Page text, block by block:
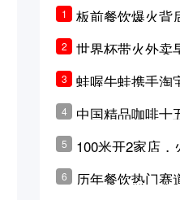
1
板前餐饮爆火背
是徒有其表的刻
2
世界杯带火外卖
涨超5成，巴西
3
蛙喔牛蛙携手淘
4
中国精品咖啡十
ner、M Stand
实？
5
100米开2家店
6
历年餐饮热门赛